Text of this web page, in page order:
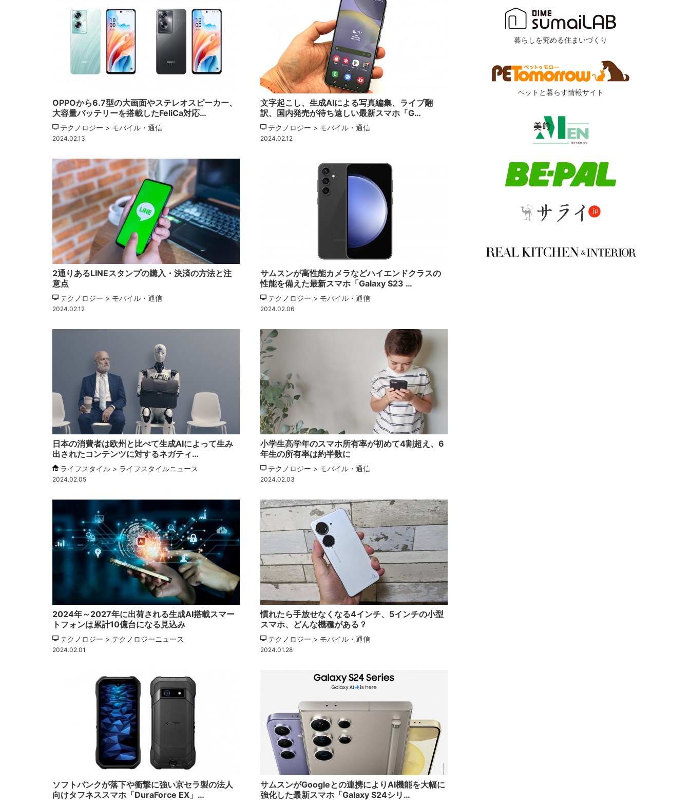
OPPOから6.7型の大画面やステレオスピーカー、
大容量バッテリーを搭載したFeliCa対応…
テクノロジー > モバイル・通信
2024.02.13
文字起こし、生成AIによる写真編集、ライブ翻
訳、国内発売が待ち遠しい最新スマホ「G…
テクノロジー > モバイル・通信
2024.02.12
2通りあるLINEスタンプの購入・決済の方法と注
意点
テクノロジー > モバイル・通信
2024.02.12
サムスンが高性能カメラなどハイエンドクラスの
性能を備えた最新スマホ「Galaxy S23 …
テクノロジー > モバイル・通信
2024.02.06
日本の消費者は欧州と比べて生成AIによって生み
出されたコンテンツに対するネガティ…
ライフスタイル > ライフスタイルニュース
2024.02.05
小学生高学年のスマホ所有率が初めて4割超え、6
年生の所有率は約半数に
テクノロジー > モバイル・通信
2024.02.03
2024年～2027年に出荷される⽣成AI搭載スマー
トフォンは累計10億台になる見込み
テクノロジー > テクノロジーニュース
2024.02.01
慣れたら手放せなくなる4インチ、5インチの小型
スマホ、どんな機種がある？
テクノロジー > モバイル・通信
2024.01.28
ソフトバンクが落下や衝撃に強い京セラ製の法人
向けタフネススマホ「DuraForce EX」…
サムスンがGoogleとの連携によりAI機能を大幅に
強化した最新スマホ「Galaxy S24シリ…
暮らしを究める住まいづくり
ペットと暮らす情報サイト